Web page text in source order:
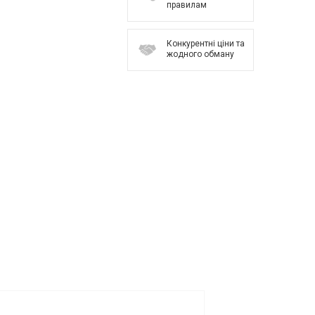
правилам
Конкурентні ціни та
жодного обману